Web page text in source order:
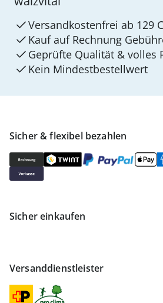
Sicher & flexibel bezahlen
Sicher einkaufen
Versanddienstleister
Versandkostenfrei ab 129
Kauf auf Rechnung
Geprüfte Qualität & volles
Kein Mindest­bestellwert